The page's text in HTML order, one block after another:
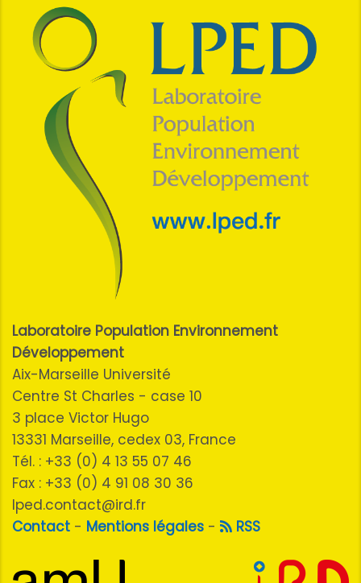
Laboratoire Population Environnement
Développement
Aix-Marseille Université
Centre St Charles - case 10
3 place Victor Hugo
13331 Marseille, cedex 03, France
Tél. : +33 (0) 4 13 55 07 46
Fax : +33 (0) 4 91 08 30 36
lped.contact@ird.fr
Contact - Mentions légales - RSS